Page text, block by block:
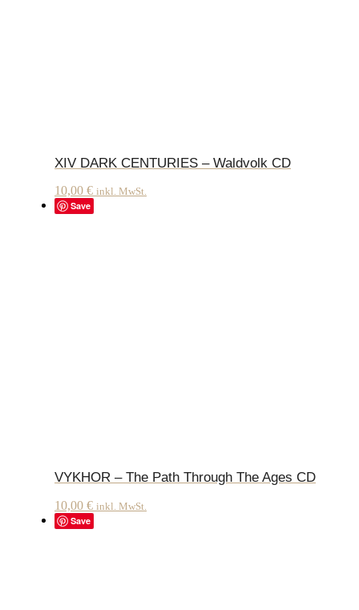
XIV DARK CENTURIES – Waldvolk CD
10,00 € inkl. MwSt.
Save
VYKHOR – The Path Through The Ages CD
10,00 € inkl. MwSt.
Save